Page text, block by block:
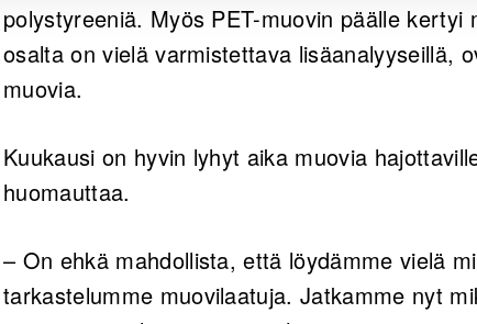
polystyreeniä. Myös PET-muovin päälle kertyi
osalta on vielä varmistettava lisäanalyyseillä,
muovia.
Kuukausi on hyvin lyhyt aika muovia
huomauttaa.
– On ehkä mahdollista, että löydämme vielä
tarkastelumme muovilaatuja. Jatkamme nyt